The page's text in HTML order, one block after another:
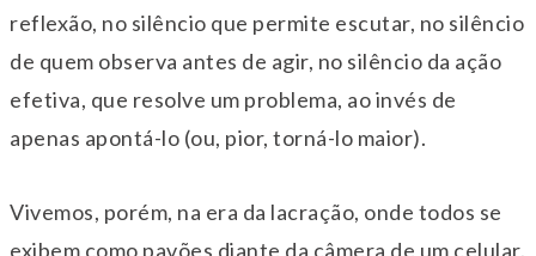
reflexão, no silêncio que permite escutar, no silêncio
de quem observa antes de agir, no silêncio da ação
efetiva, que resolve um problema, ao invés de
apenas apontá-lo (ou, pior, torná-lo maior).
Vivemos, porém, na era da lacração, onde todos se
exibem como pavões diante da câmera de um celular.